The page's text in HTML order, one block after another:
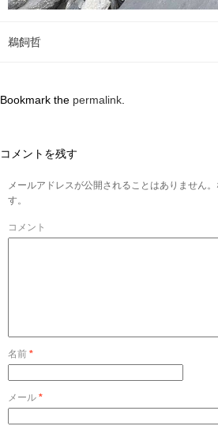
鵜飼哲
Bookmark the permalink
コメントを残す
メールアドレスが公開されることはありません
す。
コメント
名前 *
メール *